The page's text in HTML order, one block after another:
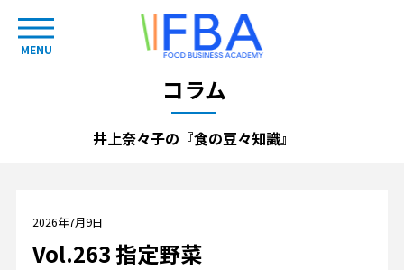
MENU
コラム
井上奈々子の『食の豆々知識』
2026年7月9日
Vol.263 指定野菜